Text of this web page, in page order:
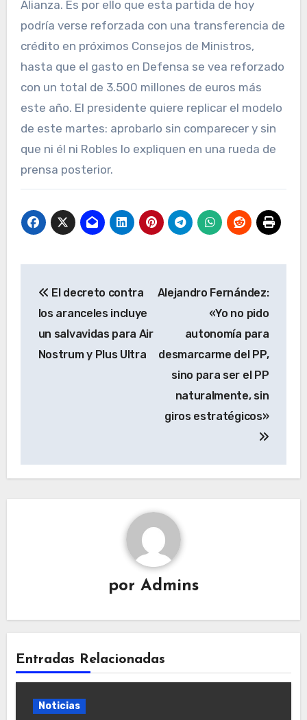
Alianza. Es por ello que esta partida de hoy
podría verse reforzada con una transferencia de
crédito en próximos Consejos de Ministros,
hasta que el gasto en Defensa se vea reforzado
con un total de 3.500 millones de euros más
este año. El presidente quiere replicar el modelo
de este martes: aprobarlo sin comparecer y sin
que ni él ni Robles lo expliquen en una rueda de
prensa posterior.
de
entradas
El decreto contra
los aranceles incluye
un salvavidas para Air
Nostrum y Plus Ultra
Alejandro Fernández:
«Yo no pido
autonomía para
desmarcarme del PP,
sino para ser el PP
naturalmente, sin
giros estratégicos»
por Admins
Entradas Relacionadas
Noticias